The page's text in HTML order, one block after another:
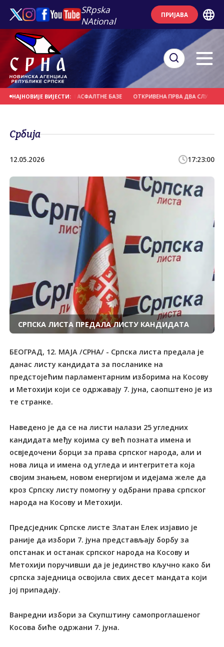
SRpska
NAtional
ПРИЈАВА
НАЈНОВИЈЕ ВИЈЕСТИ:
У БЛИЗИНИ АСФАЛТНЕ БАЗЕ ОТКРИВЕНА ПРВА ДВА СЛУЧАЈА
Србија
12.05.2026 17:23:00
СРПСКА ЛИСТА ПРЕДАЛА ЛИСТУ КАНДИДАТА
БЕОГРАД, 12. МАЈА /СРНА/ - Српска листа предала је
данас листу кандидата за посланике на
предстојећим парламентарним изборима на Косову
и Метохији који се одржавају 7. јуна, саопштено је из
те странке.
Наведено је да се на листи налази 25 угледних
кандидата међу којима су већ позната имена и
освједочени борци за права српског народа, али и
нова лица и имена од угледа и интегритета која
својим знањем, новом енергијом и идејама желе да
кроз Српску листу помогну у одбрани права српског
народа на Косову и Метохији.
Предсједник Српске листе Златан Елек изјавио је
раније да избори 7. јуна представљају борбу за
опстанак и останак српског народа на Косову и
Метохији поручивши да је јединство кључно како би
српска заједница освојила свих десет мандата који
јој припадају.
Ванредни избори за Скупштину самопроглашеног
Косова биће одржани 7. јуна.